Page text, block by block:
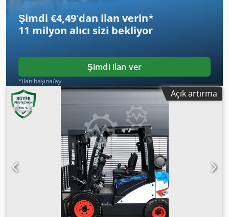
Emisyon seviyesi: Stage V / Tier IV final Genel Üretim ülkesi:
Güney Kore
Şimdi €4,49'dan ilan verin*
11 milyon alıcı sizi bekliyor
Şimdi ilan ver
*ilan başına/ay
Açık artırma